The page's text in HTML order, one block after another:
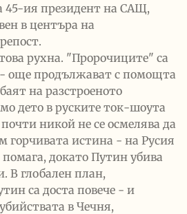
45-ия президент на САЩ,
в центъра на
рухна. "Пророчиците" са
още продължават с помощта
на разстроеното
дето в руските ток-шоута
никой не се осмелява да
горчивата истина - на Русия
докато Путин убива
В глобален план,
са доста повече - и
в Чечня,